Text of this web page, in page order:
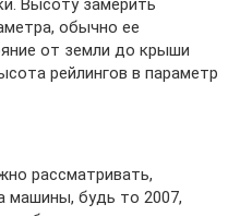
обычно ее
от земли до крыши
рейлингов в параметр
рассматривать,
машины, будь то 2007,